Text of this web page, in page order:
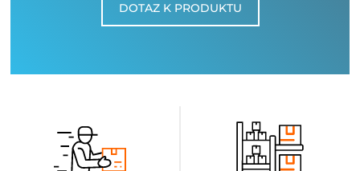
DOTAZ K PRODUKTU